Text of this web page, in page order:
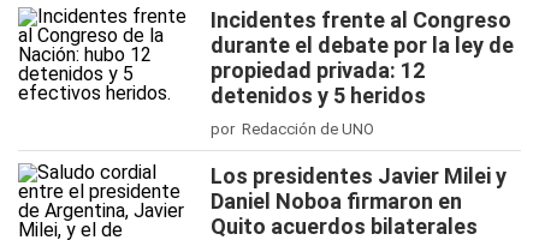
Incidentes frente al Congreso
durante el debate por la ley de
propiedad privada: 12
detenidos y 5 heridos
por Redacción de UNO
Los presidentes Javier Milei y
Daniel Noboa firmaron en
Quito acuerdos bilaterales